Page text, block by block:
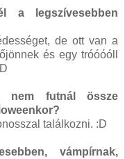
a legszívesebben
de ott van a
és egy tróóóóll
nem futnál össze
találkozni. :D
vámpírnak,